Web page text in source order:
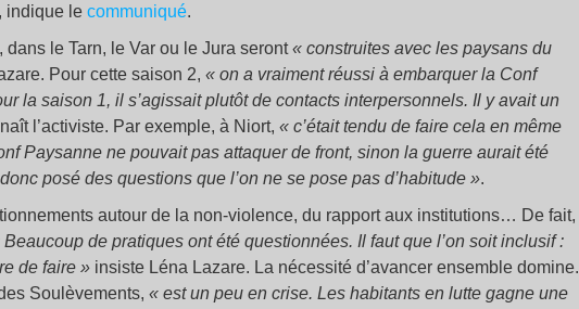
, indique le communiqué.
le Tarn, le Var ou le Jura seront« construites avec les paysans du
Pour cette saison 2, « on a vraiment réussi à embarquer la Conf
la saison 1, il s’agissait plutôt de contacts interpersonnels. Il y avait un
l’activiste. Par exemple, à Niort, « c’était tendu de faire cela en même
Paysanne ne pouvait pas attaquer de front, sinon la guerre aurait été
posé des questions que l’on ne se pose pas d’habitude ».
autour de la non-violence, du rapport aux institutions… De fait,
Beaucoup de pratiques ont été questionnées. Il faut que l’on soit inclusif :
de faire » insiste Léna Lazare. La nécessité d’avancer ensemble domine.
Soulèvements, « est un peu en crise. Les habitants en lutte gagne une